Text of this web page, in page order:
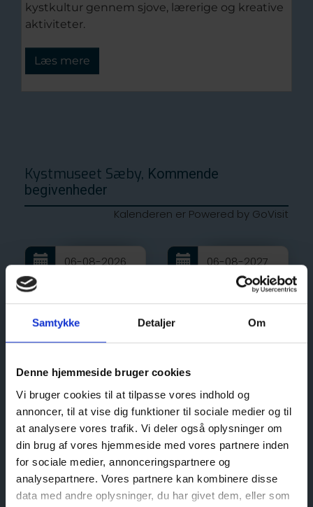
Samtykke Detaljer Om
Denne hjemmeside bruger cookies
Vi bruger cookies til at tilpasse vores indhold og
annoncer, til at vise dig funktioner til sociale medier og til
at analysere vores trafik. Vi deler også oplysninger om
din brug af vores hjemmeside med vores partnere inden
for sociale medier, annonceringspartnere og
analysepartnere. Vores partnere kan kombinere disse
data med andre oplysninger, du har givet dem, eller som
kystkultur gennem sjove, lærerige og kreative
aktiviteter.
Læs mere